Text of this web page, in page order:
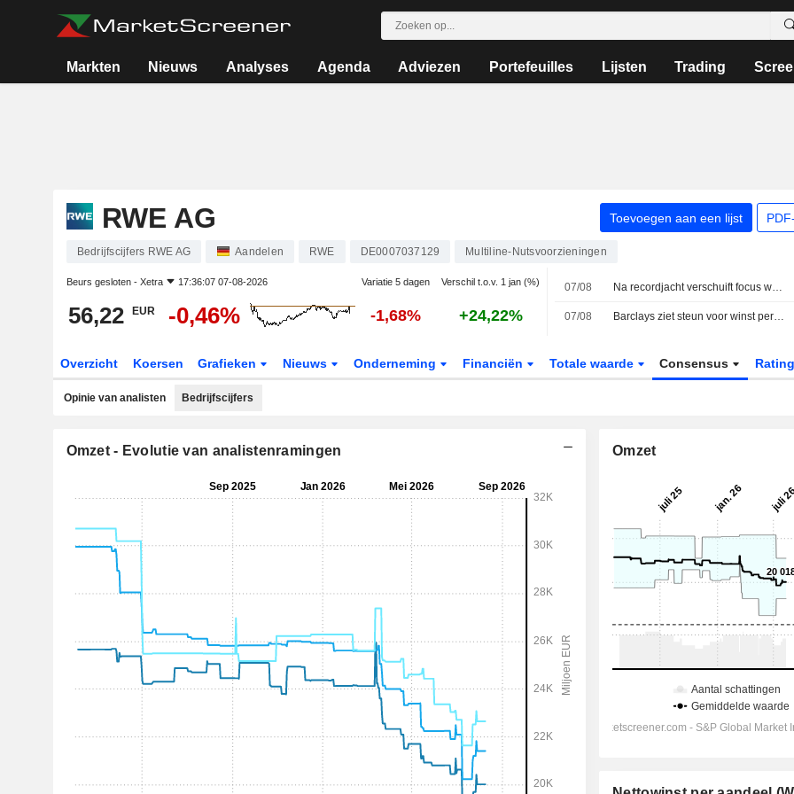
Markten Nieuws Analyses Agenda Adviezen Portefeuilles Lijsten Trading
RWE AG Toevoegen aan een lijst
Bedrijfscijfers RWE AG Aandelen RWE DE0007037129 Multiline-Nutsvoorzieningen
Beurs gesloten - Xetra 17:36:07 07-08-2026 Variatie 5 dagen Verschil t.o.v. 1 jan (%)
56,22 EUR -0,46% -1,68% +24,22%
07/08 Na recordjacht verschuift focus weer naar monetair beleid
07/08 Barclays ziet steun voor winst per aandeel RWE na 'gunstige' Amerikaanse schikking van 1,2 miljard dollar
Overzicht Koersen Grafieken Nieuws Onderneming Financiën Totale waarde Consensus
Opinie van analisten Bedrijfscijfers
Omzet - Evolutie van analistenramingen Omzet